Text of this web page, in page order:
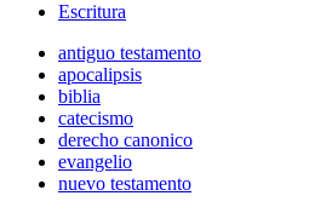
Escritura
antiguo testamento
apocalipsis
biblia
catecismo
derecho canonico
evangelio
nuevo testamento